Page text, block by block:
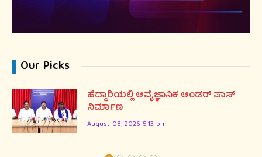
Our Picks
ಹೆದ್ದಾರಿಯಲ್ಲಿ ಅವೈಜ್ಞಾನಿಕ ಅಂಡರ್ ಪಾಸ್
ನಿರ್ಮಾಣ
August 08, 2026 5:13 pm